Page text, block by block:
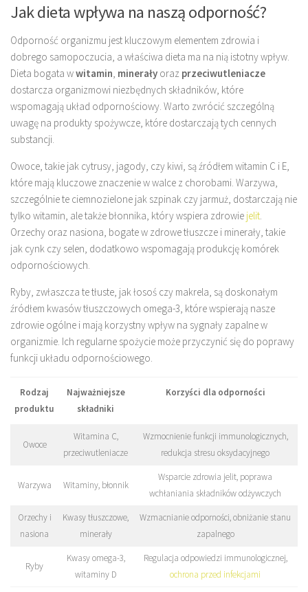
Jak dieta wpływa na naszą odporność?
Odporność organizmu jest kluczowym elementem zdrowia i
dobrego samopoczucia, a właściwa dieta ma na nią istotny wpływ.
Dieta bogata wwitamin minerały oraz przeciwutleniacze
dostarcza organizmowi niezbędnych składników, które
wspomagają układ odpornościowy. Warto zwrócić szczególną
uwagę na produkty spożywcze, które dostarczają tych cennych
substancji.
Owoce, takie jak cytrusy, jagody, czy kiwi, są źródłem witamin C i E,
które mają kluczowe znaczenie w walce z chorobami. Warzywa,
szczególnie te ciemnozielone jak szpinak czy jarmuż, dostarczają nie
tylko witamin, ale także błonnika, który wspiera zdrowie jelit
Orzechy oraz nasiona, bogate w zdrowe tłuszcze i minerały, takie
jak cynk czy selen, dodatkowo wspomagają produkcję komórek
odpornościowych.
Ryby, zwłaszcza te tłuste, jak łosoś czy makrela, są doskonałym
źródłem kwasów tłuszczowych omega-3, które wspierają nasze
zdrowie ogólne i mają korzystny wpływ na sygnały zapalne w
organizmie. Ich regularne spożycie może przyczynić się do poprawy
funkcji układu odpornościowego.
Rodzaj
produktu
Najważniejsze
składniki
Korzyści dla odporności
Owoce
Witamina C,
przeciwutleniacze
Wzmocnienie funkcji immunologicznych,
redukcja stresu oksydacyjnego
Warzywa Witaminy, błonnik
Wsparcie zdrowia jelit, poprawa
wchłaniania składników odżywczych
Orzechy i
nasiona
Kwasy tłuszczowe,
minerały
Wzmacnianie odporności, obniżanie stanu
zapalnego
Ryby
Kwasy omega-3,
witaminy D
Regulacja odpowiedzi immunologicznej,
ochrona przed infekcjami